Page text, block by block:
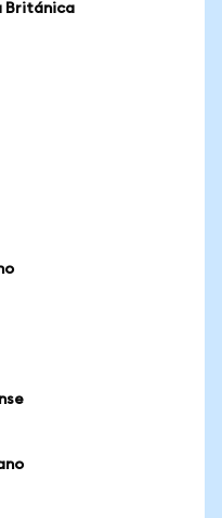
Británica